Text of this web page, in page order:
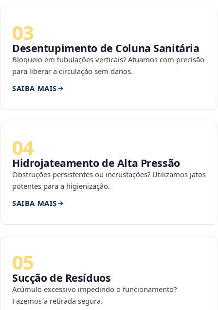
03
Desentupimento de Coluna Sanitária
Bloqueio em tubulações verticais? Atuamos com precisão
para liberar a circulação sem danos.
SAIBA MAIS
04
Hidrojateamento de Alta Pressão
Obstruções persistentes ou incrustações? Utilizamos jatos
potentes para a higienização.
SAIBA MAIS
05
Sucção de Resíduos
Acúmulo excessivo impedindo o funcionamento?
Fazemos a retirada segura.